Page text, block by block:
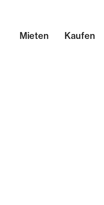
Mieten Kaufen